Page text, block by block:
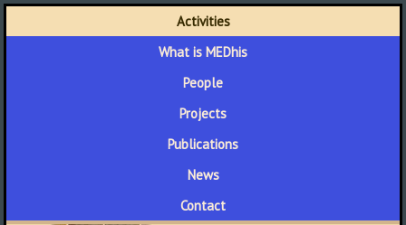
Activities
What is MEDhis
People
Projects
Publications
News
Contact